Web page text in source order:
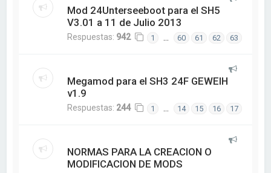
Mod 24Unterseeboot para el SH5
V3.01 a 11 de Julio 2013
Respuestas: 942 1 … 60 61 62 63
Megamod para el SH3 24F GEWEIH
v1.9
Respuestas: 244 1 … 14 15 16 17
NORMAS PARA LA CREACION O
MODIFICACION DE MODS